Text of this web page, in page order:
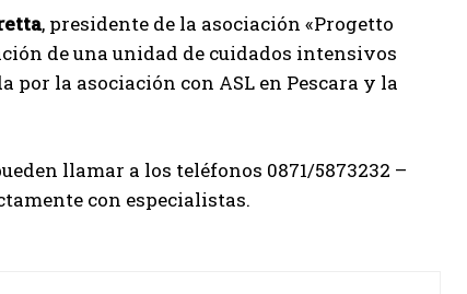
, presidente de la asociación «Progetto
de una unidad de cuidados intensivos
la asociación con ASL en Pescara y la
llamar a los teléfonos 0871/5873232 –
con especialistas.